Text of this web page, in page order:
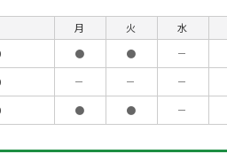
月 火 水
● ● －
－ － －
● ● －